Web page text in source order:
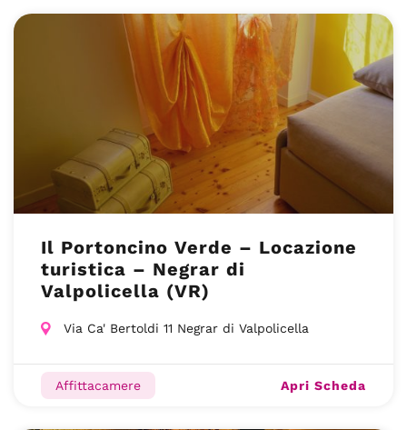
Il Portoncino Verde – Locazione
turistica – Negrar di
Valpolicella (VR)
Via Ca' Bertoldi 11 Negrar di Valpolicella
Affittacamere Apri Scheda